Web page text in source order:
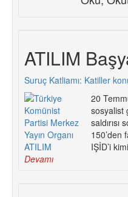
ATILIM
Suruç Katliamı: Katiller
20
sosyalist
150’den
IŞİD’i
Devamı